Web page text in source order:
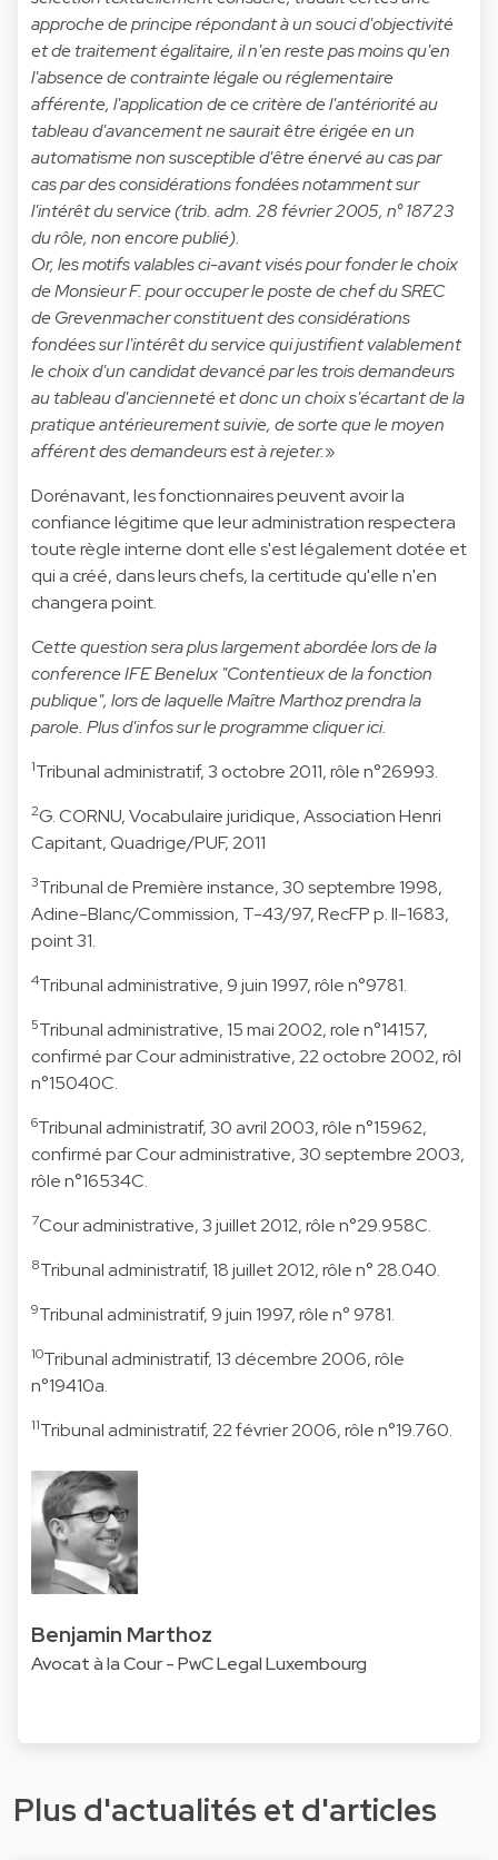
approche de principe répondant à un souci d'objectivité
et de traitement égalitaire, il n'en reste pas moins qu'en
l'absence de contrainte légale ou réglementaire
afférente, l'application de ce critère de l'antériorité au
tableau d'avancement ne saurait être érigée en un
automatisme non susceptible d'être énervé au cas par
cas par des considérations fondées notamment sur
l'intérêt du service (trib. adm. 28 février 2005, n° 18723
du rôle, non encore publié).
Or, les motifs valables ci-avant visés pour fonder le choix
de Monsieur F. pour occuper le poste de chef du SREC
de Grevenmacher constituent des considérations
fondées sur l'intérêt du service qui justifient valablement
le choix d'un candidat devancé par les trois demandeurs
au tableau d'ancienneté et donc un choix s'écartant de la
pratique antérieurement suivie, de sorte que le moyen
afférent des demandeurs est à rejeter.»
Dorénavant, les fonctionnaires peuvent avoir la
confiance légitime que leur administration respectera
toute règle interne dont elle s'est légalement dotée et
qui a créé, dans leurs chefs, la certitude qu'elle n'en
changera point.
Cette question sera plus largement abordée lors de la
conference IFE Benelux "Contentieux de la fonction
publique", lors de laquelle Maître Marthoz prendra la
parole. Plus d'infos sur le programme cliquerici.
1Tribunal administratif, 3 octobre 2011, rôle n°26993.
2G. CORNU, Vocabulaire juridique, Association Henri
Capitant, Quadrige/PUF, 2011
3Tribunal de Première instance, 30 septembre 1998,
Adine-Blanc/Commission, T-43/97, RecFP p. II-1683,
point 31.
4Tribunal administrative, 9 juin 1997, rôle n°9781.
5Tribunal administrative, 15 mai 2002, role n°14157,
confirmé par Cour administrative, 22 octobre 2002, rôl
n°15040C.
6Tribunal administratif, 30 avril 2003, rôle n°15962,
confirmé par Cour administrative, 30 septembre 2003,
rôle n°16534C.
7Cour administrative, 3 juillet 2012, rôle n°29.958C.
8Tribunal administratif, 18 juillet 2012, rôle n° 28.040.
9Tribunal administratif, 9 juin 1997, rôle n° 9781.
10Tribunal administratif, 13 décembre 2006, rôle
n°19410a.
11Tribunal administratif, 22 février 2006, rôle n°19.760.
Benjamin Marthoz
Avocat à la Cour - PwC Legal Luxembourg
Plus d'actualités et d'articles